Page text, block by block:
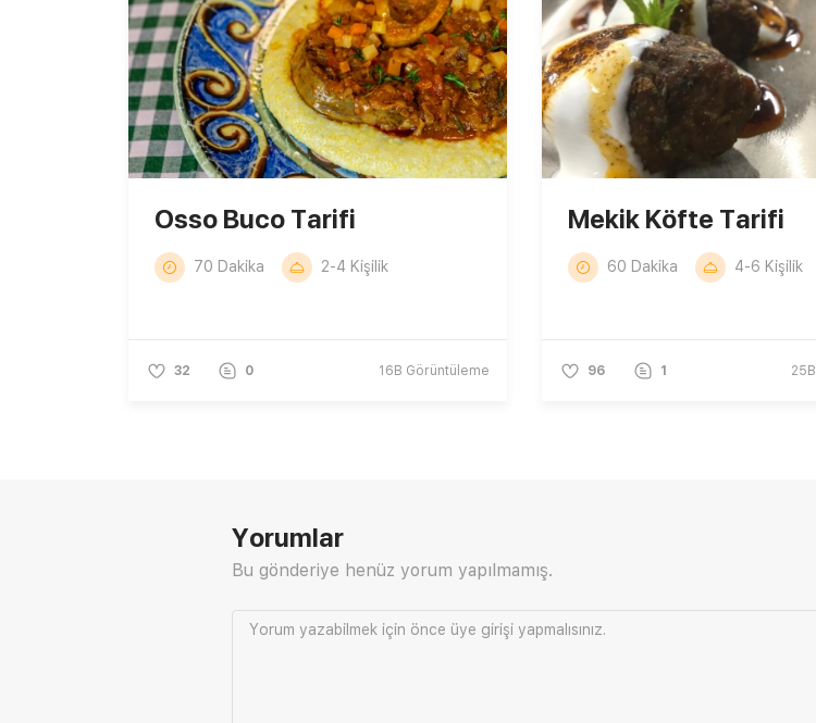
Osso Buco Tarifi
70 Dakika 2-4 Kişilik
32 0 16B Görüntüleme
Mekik Köfte Tarifi
60 Dakika 4-6 Kişilik
96 1 25B
Yorumlar
Bu gönderiye henüz yorum yapılmamış.
Yorum yazabilmek için önce üye girişi yapmalısınız.